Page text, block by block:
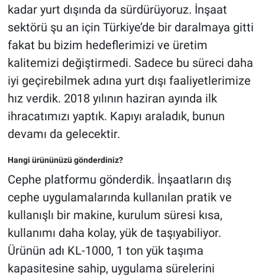
kadar yurt dışında da sürdürüyoruz. İnşaat
sektörü şu an için Türkiye’de bir daralmaya gitti
fakat bu bizim hedeflerimizi ve üretim
kalitemizi değiştirmedi. Sadece bu süreci daha
iyi geçirebilmek adına yurt dışı faaliyetlerimize
hız verdik. 2018 yılının haziran ayında ilk
ihracatımızı yaptık. Kapıyı araladık, bunun
devamı da gelecektir.
Hangi ürününüzü gönderdiniz?
Cephe platformu gönderdik. İnşaatların dış
cephe uygulamalarında kullanılan pratik ve
kullanışlı bir makine, kurulum süresi kısa,
kullanımı daha kolay, yük de taşıyabiliyor.
Ürünün adı KL-1000, 1 ton yük taşıma
kapasitesine sahip, uygulama sürelerini